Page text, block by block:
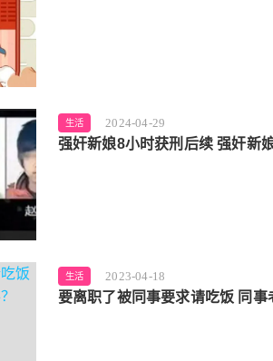
生活 2024-04-29
强奸新娘8小时获刑后续 强奸新
生活 2023-04-18
要离职了被同事要求请吃饭 同事